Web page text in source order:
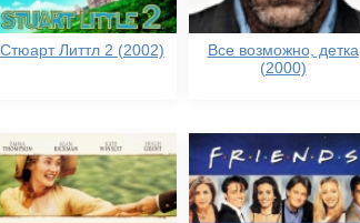
Стюарт Литтл 2 (2002)
Все возможно, детка
(2000)